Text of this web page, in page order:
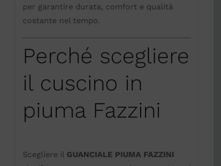
per garantire durata, comfort e qualità
costante nel tempo.
Perché scegliere
il cuscino in
piuma Fazzini
Scegliere il GUANCIALE PIUMA FAZZINI